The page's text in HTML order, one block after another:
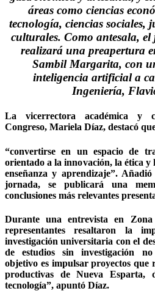
áreas como ciencias
tecnología, ciencias sociales,
culturales. Como antesala, el
realizará una preapertura
Sambil Margarita, con
inteligencia artificial a
Ingeniería,
La vicerrectora académica y
Congreso, Mariela Díaz, destacó
“convertirse en un espacio de
orientado a la innovación, la ética y
enseñanza y aprendizaje”.
jornada, se publicará una
conclusiones más relevantes
Durante una entrevista en
representantes resaltaron la
investigación universitaria con el
de estudios sin investigación
objetivo es impulsar proyectos que
productivas de Nueva Esparta,
tecnología”, apuntó Díaz.